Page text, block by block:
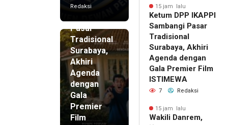
Redaksi
IKAPPI
Pasar
Tradisional
Surabaya,
Akhiri
Agenda
dengan
Gala
Premier
Film
15 jam lalu
Ketum DPP IKAPPI
Sambangi Pasar
Tradisional
Surabaya, Akhiri
Agenda dengan
Gala Premier Film
ISTIMEWA
7 Redaksi
15 jam lalu
Wakili Danrem,